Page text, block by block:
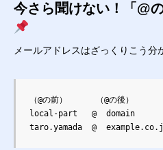
今さら聞けない！「@
メールアドレスはざっくりこう分
（@の前）      （@の後）
local-part   @  domain
taro.yamada  @